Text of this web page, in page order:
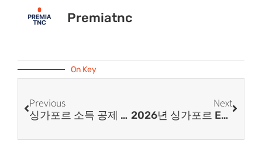
Premiatnc
On Key
Previous
싱가포르 소득 공제 필요 조건은?
Next
2026년 싱가포르 EP 신청 급여 기준 및 2027년 변경 예정 핵심 내용은?